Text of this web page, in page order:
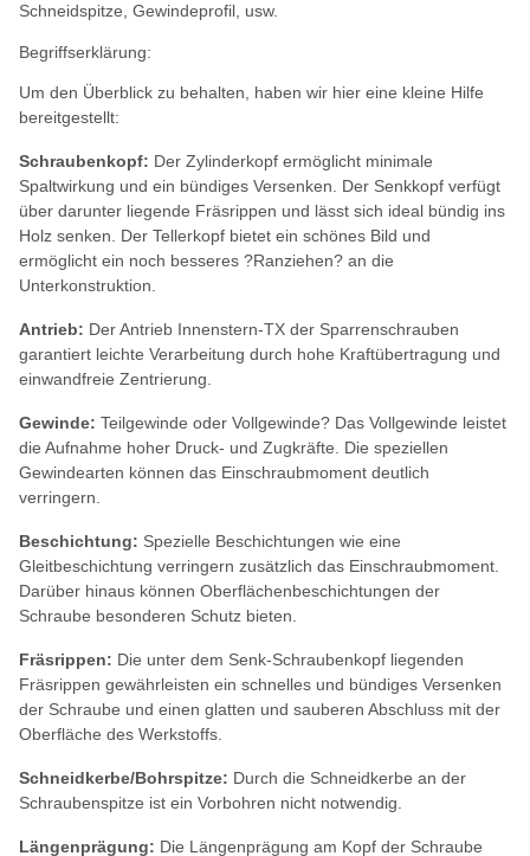
Schneidspitze, Gewindeprofil, usw.
Begriffserklärung:
Um den Überblick zu behalten, haben wir hier eine kleine Hilfe
bereitgestellt:
Schraubenkopf: Der Zylinderkopf ermöglicht minimale
Spaltwirkung und ein bündiges Versenken. Der Senkkopf verfügt
über darunter liegende Fräsrippen und lässt sich ideal bündig ins
Holz senken. Der Tellerkopf bietet ein schönes Bild und
ermöglicht ein noch besseres ?Ranziehen? an die
Unterkonstruktion.
Antrieb: Der Antrieb Innenstern-TX der Sparrenschrauben
garantiert leichte Verarbeitung durch hohe Kraftübertragung und
einwandfreie Zentrierung.
Gewinde: Teilgewinde oder Vollgewinde? Das Vollgewinde leistet
die Aufnahme hoher Druck- und Zugkräfte. Die speziellen
Gewindearten können das Einschraubmoment deutlich
verringern.
Beschichtung: Spezielle Beschichtungen wie eine
Gleitbeschichtung verringern zusätzlich das Einschraubmoment.
Darüber hinaus können Oberflächenbeschichtungen der
Schraube besonderen Schutz bieten.
Fräsrippen: Die unter dem Senk-Schraubenkopf liegenden
Fräsrippen gewährleisten ein schnelles und bündiges Versenken
der Schraube und einen glatten und sauberen Abschluss mit der
Oberfläche des Werkstoffs.
Schneidkerbe/Bohrspitze: Durch die Schneidkerbe an der
Schraubenspitze ist ein Vorbohren nicht notwendig.
Längenprägung: Die Längenprägung am Kopf der Schraube